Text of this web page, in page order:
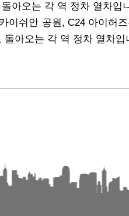
아오는 각 역 정차 열차입
이쉬안 공원, C24 아이허
아오는 각 역 정차 열차입